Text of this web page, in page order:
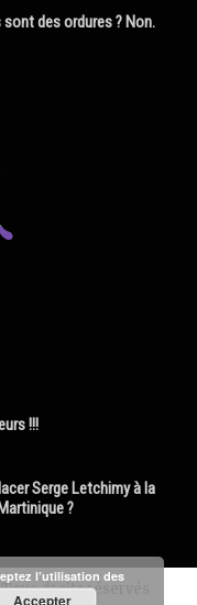
des ordures ? Non.
!!!
Serge Letchimy à la
?
droits réservés
l’utilisation des
Accepter